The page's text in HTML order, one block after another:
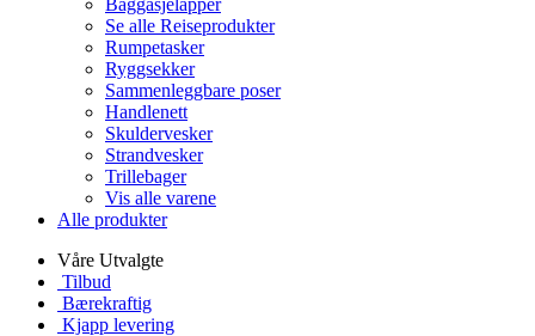
Baggasjelapper
Se alle Reiseprodukter
Rumpetasker
Ryggsekker
Sammenleggbare poser
Handlenett
Skuldervesker
Strandvesker
Trillebager
Vis alle varene
Alle produkter
Våre Utvalgte
Tilbud
Bærekraftig
Kjapp levering